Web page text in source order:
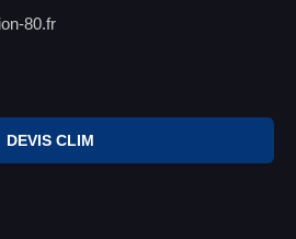
80.fr
DEVIS CLIM